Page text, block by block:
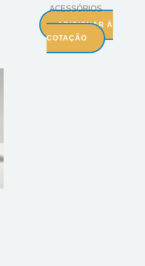
ACESSÓRIOS
ADICIONAR À
COTAÇÃO